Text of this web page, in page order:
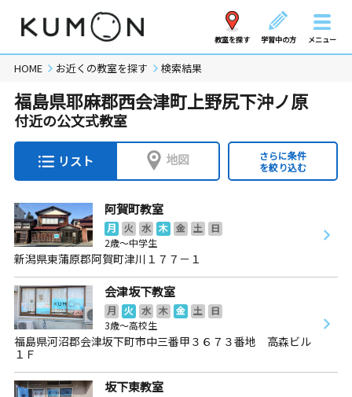
教室を探す 学習中の方 メニュー
HOME お近くの教室を探す 検索結果
福島県耶麻郡西会津町上野尻下沖ノ原
付近の公文式教室
リスト 地図
さらに条件
を絞り込む
阿賀町教室
月 火 水 木 金 土
日
2歳～中学生
新潟県東蒲原郡阿賀町津川１７７－１
会津坂下教室
月 火 水 木 金 土
日
3歳～高校生
福島県河沼郡会津坂下町市中三番甲３６７３番地 高森ビル
１Ｆ
坂下東教室